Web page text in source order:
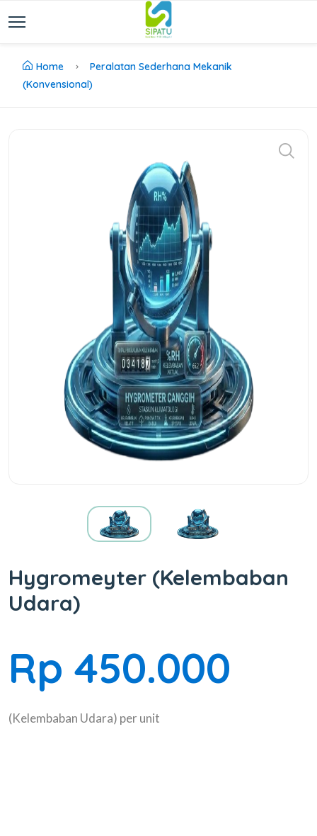
Home
Peralatan Sederhana Mekanik
(Konvensional)
Hygromeyter (Kelembaban
Udara)
Rp 450.000
(Kelembaban Udara) per unit